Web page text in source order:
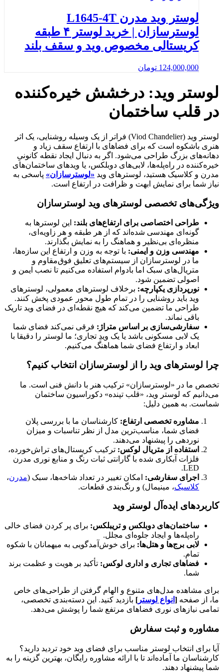
لوستر وید مدرن L1645-4T
لوسترسازان | خرید لوستر ۴ طبقه
کریستالی مخصوص وید و سقف بلند
124,000,000 تومان
لوستر وید: درخشش خیره‌کننده
در قلب ساختمان
لوستر وید (Viod Chandelier) فراتر از یک وسیله روشنایی، یک اثر
هنری باشکوه است که برای فضاهای با ارتفاع سقف زیاد و
دهانه‌های بزرگ طراحی می‌شود. اگر به دنبال ایجاد نقطه کانونیِ
خیره‌کننده در راه‌پله‌ها، لابی‌های دوبلکس، یا ویدهای ساختمان‌های
مدرن و کلاسیک هستید، لوسترهای وید «لوسترسازان» پاسخی به
نیاز شما برای نمایش ابهت و ظرافت در ارتفاع است.
ویژگی‌های تخصصی لوسترهای وید لوسترسازان
طراحی اختصاصی برای ارتفاع‌های بلند: این لوسترها به
گونه‌ای مهندسی شده‌اند که از هر طبقه و هر زاویه‌ای،
منظره‌ای بی‌نظیر و هماهنگ را به نمایش بگذارند.
مهندسی وزن و ایمنی: با توجه به وزن و ارتفاع این سازه‌ها،
ما در لوسترسازان از سیستم‌های تعلیق فوق‌مقاوم و
متریال‌های سبک اما بادوام استفاده می‌کنیم تا نصب ایمن و
اصولی تضمین شود.
نورپردازی یکپارچه: برخلاف لوسترهای معمولی، لوسترهای
وید باید روشنایی را در تمام طول محور عمودی پخش کنند.
طراحی ما تضمین می‌کند که هیچ نقطه‌ای در فضای وید تاریک
باقی نماند.
سفارشی‌سازی بر اساس متراژ: فرقی نمی‌کند فضای شما
یک لابی مسکونی باشد یا یک ویدِ تجاری؛ ما لوستر را دقیقا با
ابعاد و ارتفاع فضای شما هماهنگ می‌کنیم.
چرا لوسترهای وید را از لوسترسازان انتخاب کنیم؟
تخصص ما در «لوسترسازان» ترکیب هنر با دانش فنی است. ما
می‌دانیم که لوستر وید، «قلب تپنده» دکوراسیون ساختمان
شماست. به همین دلیل:
مشاوره تخصصی ارتفاع: کارشناسان ما با بررسی پلان
فضای شما، مناسب‌ترین مدل از نظر تناسبات و میزان
نوردهی را پیشنهاد می‌دهند.
استفاده از متریال لوکس: ترکیب کریستال‌های تراش‌خورده،
فلزات آبکاری شده با گارانتی ثبات رنگ و منابع نوری مدرن
LED.
اجرای سفارشی: امکان تغییر در تعداد شاخه‌ها، سبک (مدرن،
کلاسیک، مینیمال) و رنگ‌بندی قطعات.
کاربردهای ایده‌آل لوستر وید
ساختمان‌های دوبلکس و تریبلکس: برای پر کردن فضای خالی
راه‌پله‌ها و ایجاد جلوه‌ای مجلل.
لابی برج‌ها و هتل‌ها: برای خوش‌آمدگویی به میهمانان با شکوه
تمام.
فضاهای تجاری و اداری لوکس: تأکید بر هویت و عظمت برند
شما.
برای مشاهده مدل‌های متنوع و الهام گرفتن از طراحی‌های خاص
ما، از صفحه [ انواع لوستر ] بازدید کنید. این دسته‌بندی تخصصی،
تمامی نیازهای نوری فضاهای مرتفع شما را پوشش می‌دهد.
مشاوره و ثبت سفارش
آیا برای انتخاب لوستر مناسب برای فضای وید خود تردید دارید؟
کارشناسان ما آماده‌اند تا با ارائه مشاوره رایگان، بهترین گزینه را به
شما پیشنهاد دهند.